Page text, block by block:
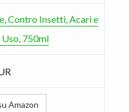
Contro Insetti, Acari e
750ml
Amazon